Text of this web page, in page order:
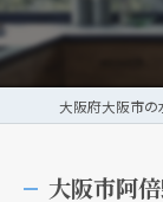
大阪市阿